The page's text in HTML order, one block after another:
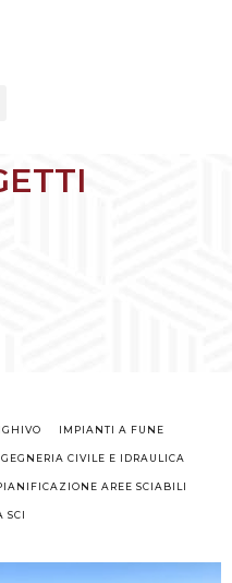
IMPIANTI A FUNE
CIVILE E IDRAULICA
AREE SCIABILI
SCI